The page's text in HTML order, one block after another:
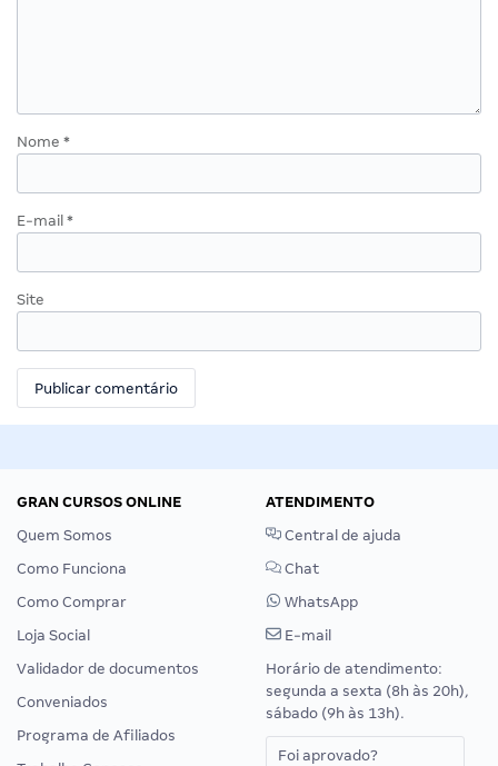
Nome *
E-mail *
Site
GRAN CURSOS ONLINE
Quem Somos
Como Funciona
Como Comprar
Loja Social
Validador de documentos
Conveniados
Programa de Afiliados
ATENDIMENTO
Central de ajuda
Chat
WhatsApp
E-mail
Horário de atendimento:
segunda a sexta (8h às 20h),
sábado (9h às 13h).
Foi aprovado?